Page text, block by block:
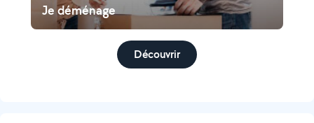
Je déménage
Découvrir